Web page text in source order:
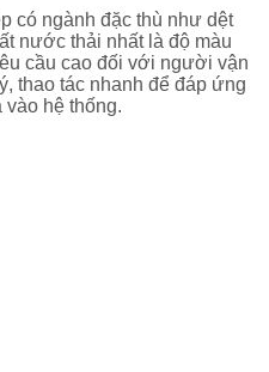
có ngành đặc thù như dệt
nước thải nhất là độ màu
cầu cao đối với người vận
thao tác nhanh để đáp ứng
hệ thống.